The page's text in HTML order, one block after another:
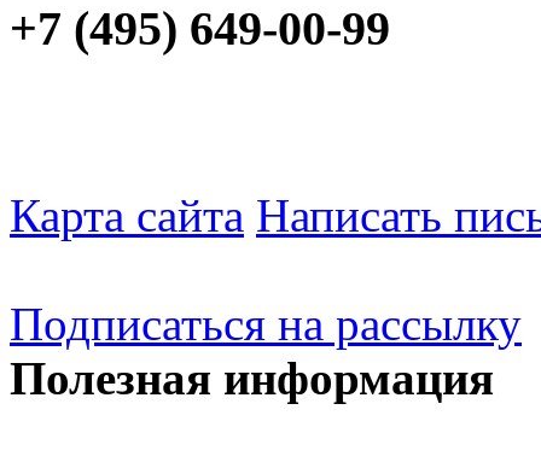
+7 (495) 649-00-99
Карта сайта Написать
Подписаться на рассылку
Полезная информация